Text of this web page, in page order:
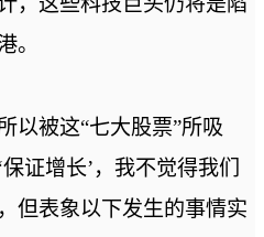
。
以被这“七大股票”所吸
证增长’，我不觉得我们
但表象以下发生的事情实